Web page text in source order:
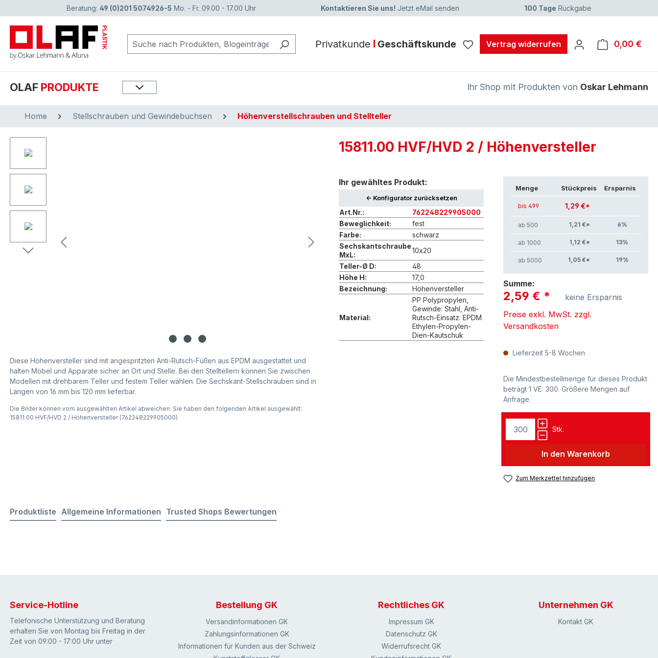
Zur Hauptnavigation springen
Beratung: 49 (0)201 5074926-5 Mo. - Fr. 09.00 - 17.00 Uhr Kontaktieren Sie uns! Jetzt eMail senden 100 Tage Rückgabe
Privatkunde Geschäftskunde Vertrag widerrufen 0,00 €
OLAF PRODUKTE Ihr Shop mit Produkten von Oskar Lehmann
Home Stellschrauben und Gewindebuchsen Höhenverstellschrauben und Stellteller
Diese Höhenversteller sind mit angespritzten Anti-Rutsch-Füßen aus EPDM ausgestattet und
halten Möbel und Apparate sicher an Ort und Stelle. Bei den Stelltellern können Sie zwischen
Modellen mit drehbarem Teller und festem Teller wählen. Die Sechskant-Stellschrauben sind in
Längen von 16 mm bis 120 mm lieferbar.
Die Bilder können vom ausgewählten Artikel abweichen. Sie haben den folgenden Artikel ausgewählt:
15811.00 HVF/HVD 2 / Höhenversteller (762248229905000)
15811.00 HVF/HVD 2 / Höhenversteller
Ihr gewähltes Produkt:
<- Konfigurator zurücksetzen
Art.Nr.:
762248229905000
Beweglichkeit:
fest
Farbe:
schwarz
Sechskantschraube
MxL:
10x20
Teller-Ø D:
48
Höhe H:
17,0
Bezeichnung:
Höhenversteller
Material:
PP Polypropylen,
Gewinde: Stahl, Anti-
Rutsch-Einsatz: EPDM
Ethylen-Propylen-
Dien-Kautschuk
Menge Stückpreis Ersparnis
bis 499 1,29 €*
ab 500 1,21 €* 6%
ab 1000 1,12 €* 13%
ab 5000 1,05 €* 19%
Summe:
2,59 € *
keine Ersparnis
Preise exkl. MwSt. zzgl.
Versandkosten
Lieferzeit 5-8 Wochen
Die Mindestbestellmenge für dieses Produkt
beträgt 1 VE: 300. Größere Mengen auf
Anfrage.
Stk.
In den Warenkorb
Zum Merkzettel hinzufügen
Produktliste Allgemeine Informationen Trusted Shops Bewertungen
Service-Hotline
Telefonische Unterstützung und Beratung
erhalten Sie von Montag bis Freitag in der
Zeit von 09:00 - 17:00 Uhr unter
Bestellung GK
Versandinformationen GK
Zahlungsinformationen GK
Informationen für Kunden aus der Schweiz
Rechtliches GK
Impressum GK
Datenschutz GK
Widerrufsrecht GK
Unternehmen GK
Kontakt GK